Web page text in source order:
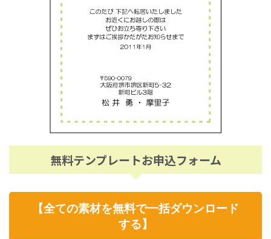
無料テンプレートお申込フォーム
【全ての素材を無料で一括ダウンロード
する】